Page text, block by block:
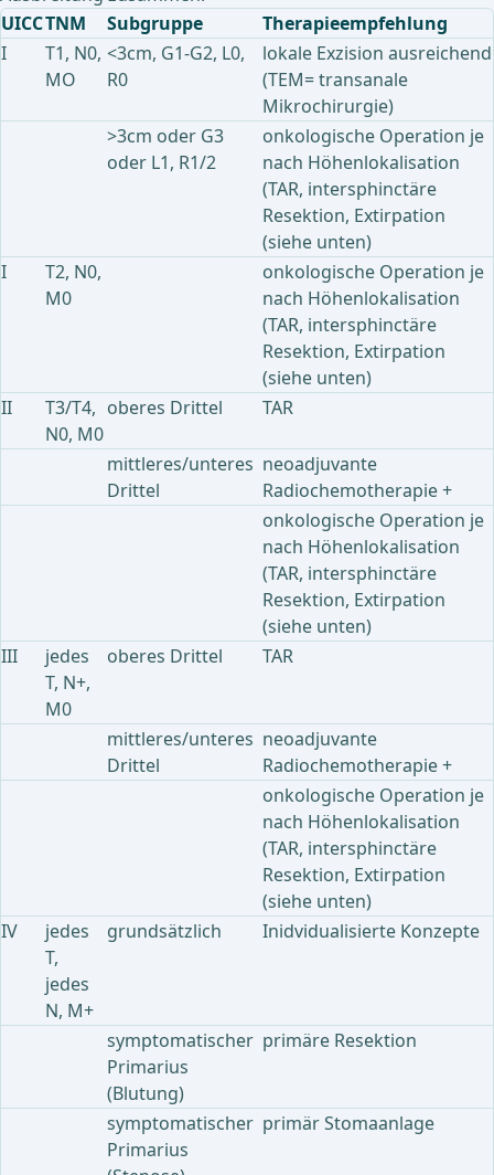
UICCTNM Subgruppe
Therapieempfehlung
I
T1, N0,
MO
<3cm, G1-G2, L0,
R0
lokale Exzision ausreichend
(TEM= transanale
Mikrochirurgie)
>3cm oder G3
oder L1, R1/2
onkologische Operation je
nach Höhenlokalisation
(TAR, intersphinctäre
Resektion, Extirpation
(siehe unten)
I
T2, N0,
M0
onkologische Operation je
nach Höhenlokalisation
(TAR, intersphinctäre
Resektion, Extirpation
(siehe unten)
II
T3/T4,
N0, M0
oberes Drittel TAR
mittleres/unteres
Drittel
neoadjuvante
Radiochemotherapie +
onkologische Operation je
nach Höhenlokalisation
(TAR, intersphinctäre
Resektion, Extirpation
(siehe unten)
III
jedes
T, N+,
M0
oberes Drittel TAR
mittleres/unteres
Drittel
neoadjuvante
Radiochemotherapie +
onkologische Operation je
nach Höhenlokalisation
(TAR, intersphinctäre
Resektion, Extirpation
(siehe unten)
IV
jedes
T,
jedes
N, M+
grundsätzlich Inidvidualisierte Konzepte
symptomatischer
Primarius
(Blutung)
primäre Resektion
symptomatischer
Primarius
primär Stomaanlage